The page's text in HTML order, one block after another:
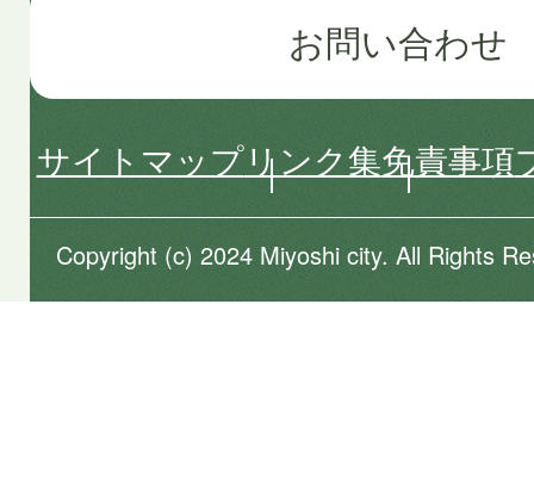
お問い合わせ
サイトマップリンク集免責事項
Copyright (c) 2024 Miyoshi city. All Rights